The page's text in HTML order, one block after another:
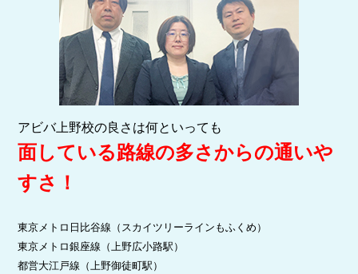
アビバ上野校の良さは何といっても
面している路線の多さからの通いや
すさ！
東京メトロ日比谷線（スカイツリーラインもふくめ）
東京メトロ銀座線（上野広小路駅）
都営大江戸線（上野御徒町駅）